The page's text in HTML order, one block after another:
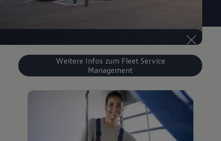
Weitere Infos zum Fleet Service
Management